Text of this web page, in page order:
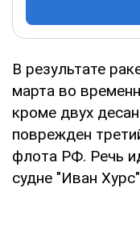
В результате
марта во
кроме двух
поврежден
флота РФ. Речь
судне "Иван